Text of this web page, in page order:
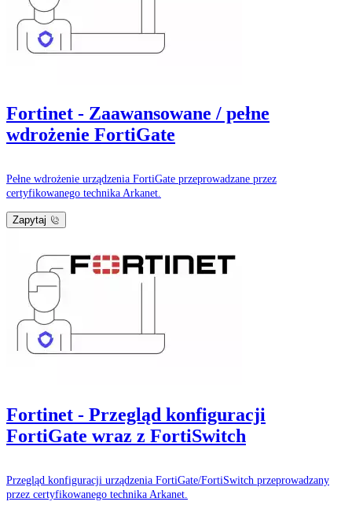
Fortinet - Zaawansowane / pełne
wdrożenie FortiGate
Pełne wdrożenie urządzenia FortiGate przeprowadzane przez
certyfikowanego technika Arkanet.
Zapytaj
Fortinet - Przegląd konfiguracji
FortiGate wraz z FortiSwitch
Przegląd konfiguracji urządzenia FortiGate/FortiSwitch przeprowadzany
przez certyfikowanego technika Arkanet.